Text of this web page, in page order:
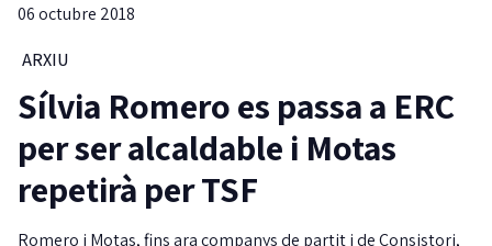
06 octubre 2018
ARXIU
Sílvia Romero es passa a ERC
per ser alcaldable i Motas
repetirà per TSF
Romero i Motas, fins ara companys de partit i de Consistori,